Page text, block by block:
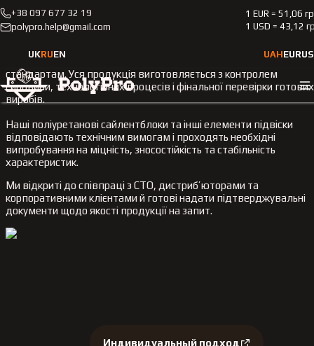
+38 097 677 32 19
polypro.help@gmail.com
1 EUR = 51,06
1 USD = 43,12
UKRUEN UAHEUR
Сертифікати якості
У PolyPro ми приділяємо особливу увагу якості та відповідності
стандартам. Уся продукція виготовляється з контролем
сировини, технологічних процесів і фінальної перевірки готових
виробів.
Наші поліуретанові сайлентблоки та інші елементи підвіски
відповідають технічним вимогам і проходять необхідні
випробування на міцність, зносостійкість та стабільність
характеристик.
Ми відкриті до співпраці з СТО, дистриб’юторами та
корпоративними клієнтами й готові надати підтверджувальні
документи щодо якості продукції на запит.
Индивидуальный подход